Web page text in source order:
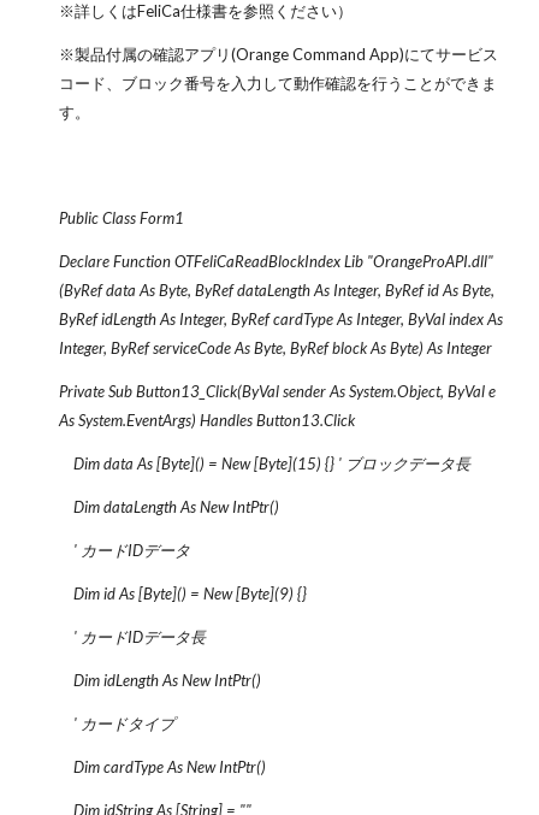
※詳しくはFeliCa仕様書を参照ください）
※製品付属の確認アプリ(Orange Command App)にてサービス
コード、ブロック番号を入力して動作確認を行うことができま
す。
Public Class Form1
Declare Function OTFeliCaReadBlockIndex Lib "OrangeProAPI.dll"
(ByRef data As Byte, ByRef dataLength As Integer, ByRef id As Byte,
ByRef idLength As Integer, ByRef cardType As Integer, ByVal index As
Integer, ByRef serviceCode As Byte, ByRef block As Byte) As Integer
Private Sub Button13_Click(ByVal sender As System.Object, ByVal e
As System.EventArgs) Handles Button13.Click
Dim data As [Byte]() = New [Byte](15) {} ' ブロックデータ長
Dim dataLength As New IntPtr()
' カードIDデータ
Dim id As [Byte]() = New [Byte](9) {}
' カードIDデータ長
Dim idLength As New IntPtr()
' カードタイプ
Dim cardType As New IntPtr()
Dim idString As [String] = ""